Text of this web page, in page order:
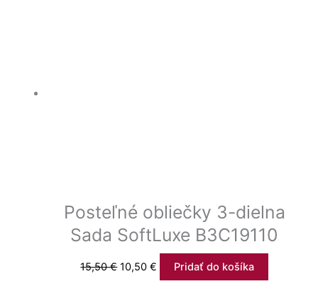
Posteľné obliečky 3-dielna
Sada SoftLuxe B3C19110
15,50€ 10,50€ Pridať do košíka